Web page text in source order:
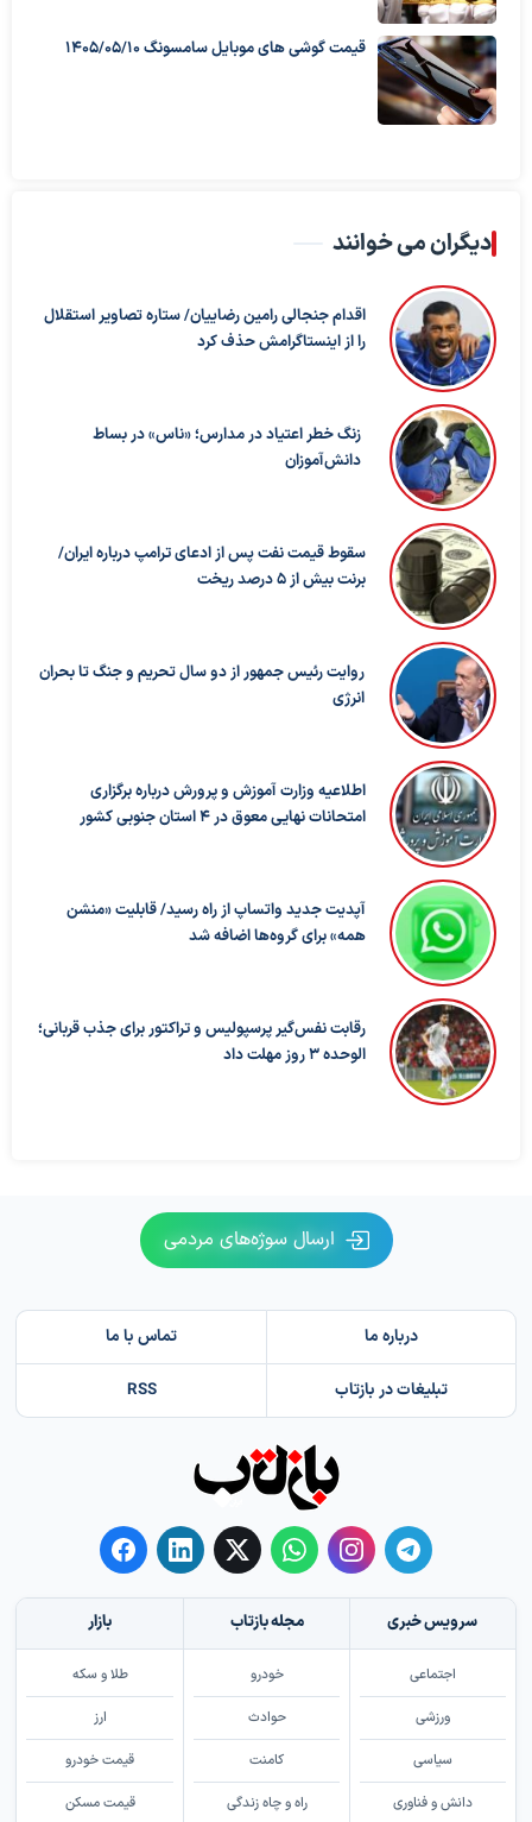
قیمت گوشی های موبایل سامسونگ 1405/05/10
دیگران می خوانند
اقدام جنجالی رامین رضاییان/ ستاره تصاویر استقلال
را از اینستاگرامش حذف کرد
زنگ خطر اعتیاد در مدارس؛ «ناس» در بساط
دانش‌آموزان
سقوط قیمت نفت پس از ادعای ترامپ درباره ایران/
برنت بیش از ۵ درصد ریخت
روایت رئیس جمهور از دو سال تحریم و جنگ تا بحران
انرژی
اطلاعیه وزارت آموزش و پرورش درباره برگزاری
امتحانات نهایی معوق در ۴ استان جنوبی کشور
آپدیت جدید واتساپ از راه رسید/ قابلیت «منشن
همه» برای گروه‌ها اضافه شد
رقابت نفس‌گیر پرسپولیس و تراکتور برای جذب قربانی؛
الوحده ۳ روز مهلت داد
ارسال سوژه‌های مردمی
درباره ما تماس با ما
تبلیغات در بازتاب RSS
سرویس خبری
اجتماعی
ورزشی
سیاسی
دانش و فناوری
مجله بازتاب
خودرو
حوادث
کامنت
راه و چاه زندگی
بازار
طلا و سکه
ارز
قیمت خودرو
قیمت مسکن